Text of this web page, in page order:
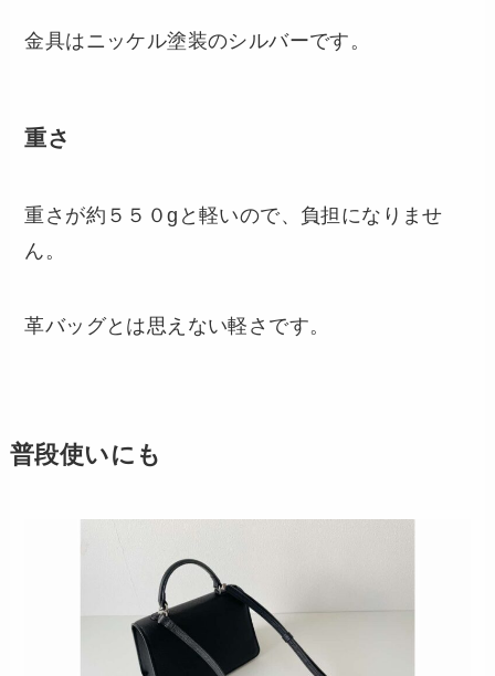
金具はニッケル塗装のシルバーです。
重さ
重さが約５５０gと軽いので、負担になりませ
ん。
革バッグとは思えない軽さです。
普段使いにも